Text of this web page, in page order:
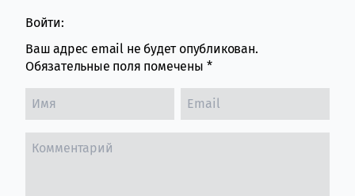
Войти:
Ваш адрес email не будет опубликован.
Обязательные поля помечены *